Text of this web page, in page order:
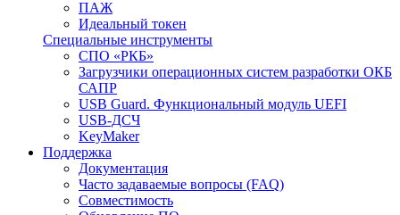
ПАЖ
Идеальный токен
Специальные инструменты
СПО «РКБ»
Загрузчики операционных систем разработки ОКБ
САПР
USB Guard. Функциональный модуль UEFI
USB-ДСЧ
KeyMaker
Поддержка
Документация
Часто задаваемые вопросы (FAQ)
Совместимость